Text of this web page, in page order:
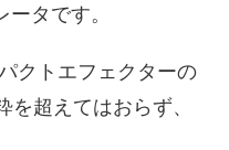
タです。
クトエフェクターの
超えてはおらず、